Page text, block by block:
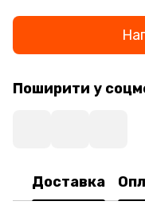
Поширити у
Доставка